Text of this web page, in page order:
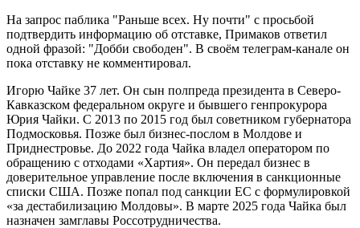
На запрос паблика "Раньше всех. Ну почти" с просьбой
подтвердить информацию об отставке, Примаков ответил
одной фразой: "Добби свободен". В своём телеграм-канале он
пока отставку не комментировал.
Игорю Чайке 37 лет. Он сын полпреда президента в Северо-
Кавказском федеральном округе и бывшего генпрокурора
Юрия Чайки. С 2013 по 2015 год был советником губернатора
Подмосковья. Позже был бизнес-послом в Молдове и
Приднестровье. До 2022 года Чайка владел оператором по
обращению с отходами «Хартия». Он передал бизнес в
доверительное управление после включения в санкционные
списки США. Позже попал под санкции ЕС с формулировкой
«за дестабилизацию Молдовы». В марте 2025 года Чайка был
назначен замглавы Россотрудничества.